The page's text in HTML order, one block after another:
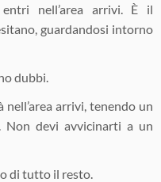
nell’area arrivi. È il
guardandosi intorno
dubbi.
arrivi, tenendo un
devi avvicinarti a un
di tutto il resto.